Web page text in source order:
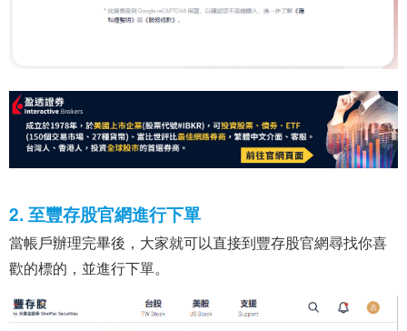
2. 至豐存股官網進行下單
當帳戶辦理完畢後，大家就可以直接到豐存股官網尋找你喜
歡的標的，並進行下單。